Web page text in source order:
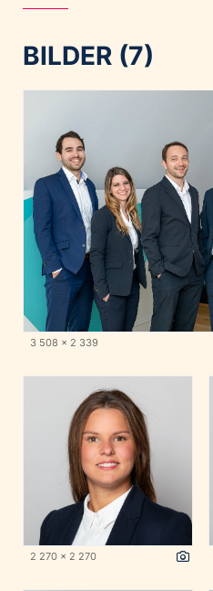
BILDER (7)
3 508 x 2 339
2 270 x 2 270